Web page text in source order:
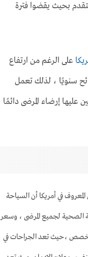
بحيث يقضوا فترة
على الرغم من ارتفاع
هناك، حيث يقدر عددهم حوالي 80 ألف سائح سنويًا ، لذلك تعمل
إرضاء المرضى دائمًا
في أمريكا أن السياحة
الصحية لجميع المرضى ، وسعر
،حيث تعد الجراحات في